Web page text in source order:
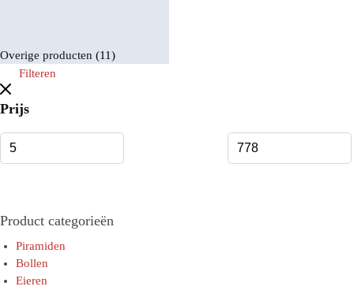
Overige producten (11)
Filteren
Prijs
Product categorieën
Piramiden
Bollen
Eieren